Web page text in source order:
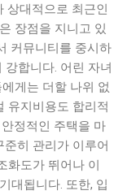
상대적으로 최근인
장점을 지니고 있
커뮤니티를 중시하
합니다. 어린 자녀
게는 더할 나위 없
유지비용도 합리적
정적인 주택을 마
히 관리가 이루어
화도가 뛰어나 이
대됩니다. 또한, 입